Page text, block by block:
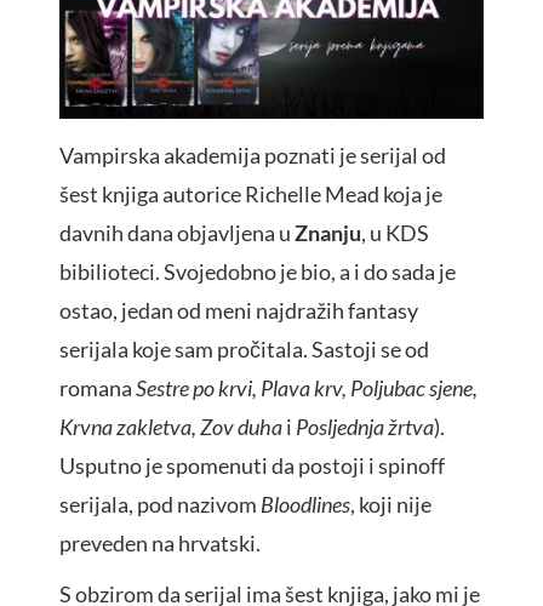
Vampirska akademija poznati je serijal od
šest knjiga autorice Richelle Mead koja je
davnih dana objavljena uZnanju, u KDS
bibilioteci. Svojedobno je bio, a i do sada je
ostao, jedan od meni najdražih fantasy
serijala koje sam pročitala. Sastoji se od
romanaSestre po krvi, Plava krv, Poljubac sjene,
Krvna zakletva, Zov duhai Posljednja žrtva).
Usputno je spomenuti da postoji i spinoff
serijala, pod nazivom Bloodlines, koji nije
preveden na hrvatski.
S obzirom da serijal ima šest knjiga, jako mi je